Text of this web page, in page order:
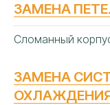
ЗАМЕНА
Сломанный
ЗАМЕНА